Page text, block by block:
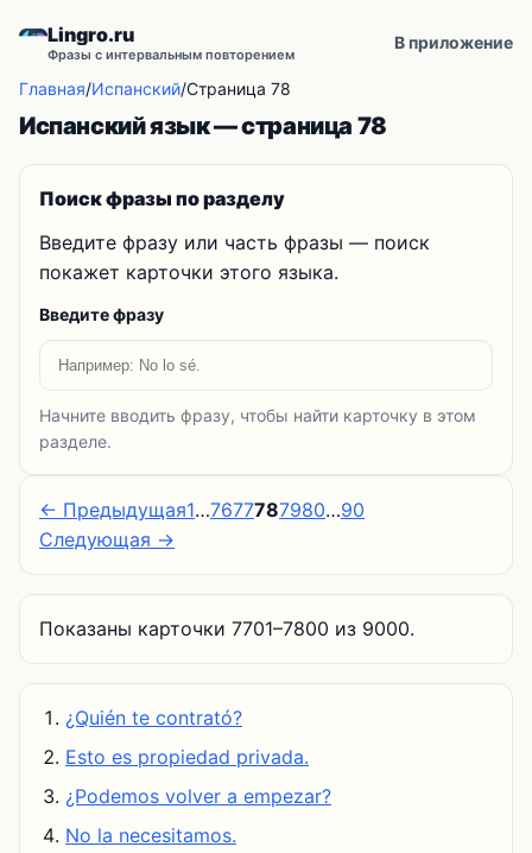
Lingro.ru
Фразы с интервальным повторением
В приложение
Главная/Испанский/Страница 78
Испанский язык — страница 78
Поиск фразы по разделу
Введите фразу или часть фразы — поиск
покажет карточки этого языка.
Введите фразу
Начните вводить фразу, чтобы найти карточку в этом
разделе.
← Предыдущая1…7677787980…90
Следующая →
Показаны карточки 7701–7800 из 9000.
¿Quién te contrató?
Esto es propiedad privada.
¿Podemos volver a empezar?
No la necesitamos.